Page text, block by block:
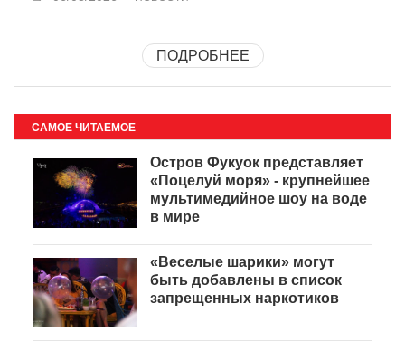
ПОДРОБНЕЕ
САМОЕ ЧИТАЕМОЕ
Остров Фукуок представляет
«Поцелуй моря» - крупнейшее
мультимедийное шоу на воде
в мире
«Веселые шарики» могут
быть добавлены в список
запрещенных наркотиков